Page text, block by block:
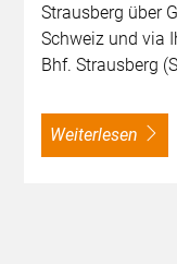
Strausberg über
Schweiz und via
Bhf. Strausberg
weiterlesen